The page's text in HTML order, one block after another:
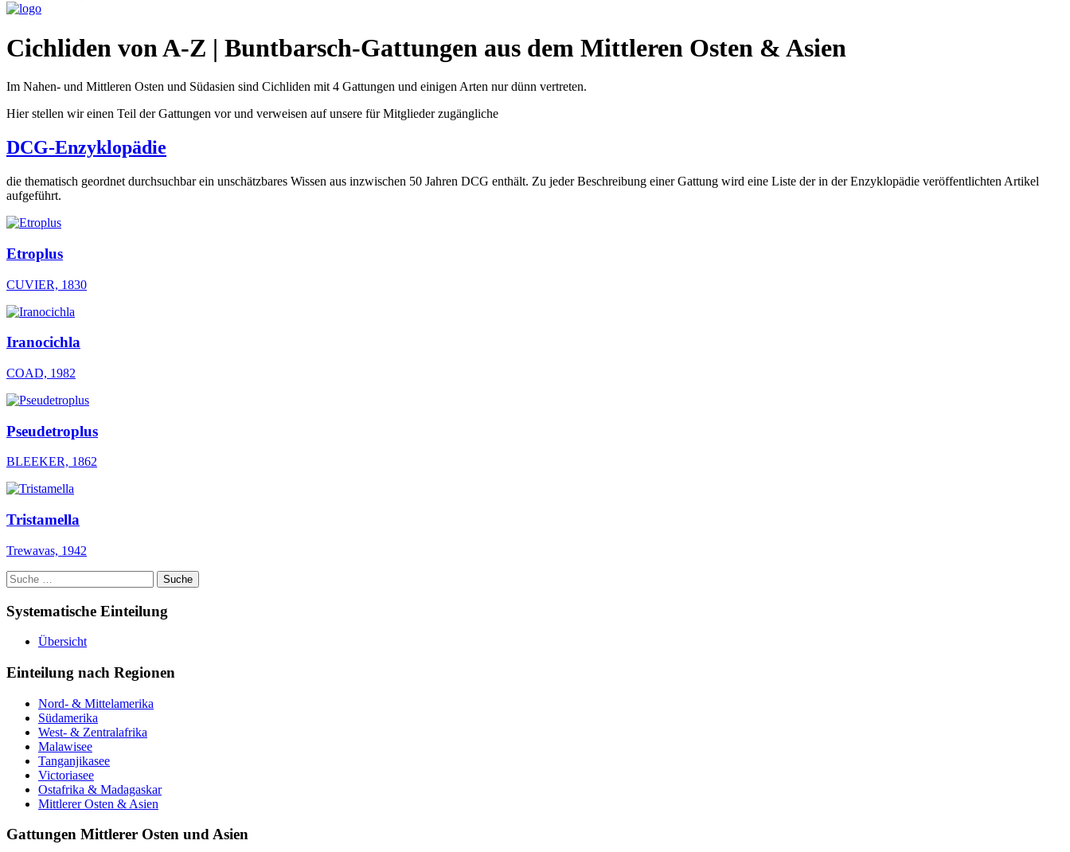
Cichliden von A-Z | Buntbarsch-Gattungen aus dem Mittleren Osten & Asien
Im Nahen- und Mittleren Osten und Südasien sind Cichliden mit 4 Gattungen und einigen Arten nur dünn vertreten.
Hier stellen wir einen Teil der Gattungen vor und verweisen auf unsere für Mitglieder zugängliche
DCG-Enzyklopädie
die thematisch geordnet durchsuchbar ein unschätzbares Wissen aus inzwischen 50 Jahren DCG enthält. Zu jeder Beschreibung einer Gattung wird eine Liste der in der Enzyklopädie veröffentlichten Artikel
aufgeführt.
Etroplus
CUVIER, 1830
Iranocichla
COAD, 1982
Pseudetroplus
BLEEKER, 1862
Tristamella
Trewavas, 1942
Suche
nach:
Systematische Einteilung
Übersicht
Einteilung nach Regionen
Nord- & Mittelamerika
Südamerika
West- & Zentralafrika
Malawisee
Tanganjikasee
Victoriasee
Ostafrika & Madagaskar
Mittlerer Osten & Asien
Gattungen Mittlerer Osten und Asien